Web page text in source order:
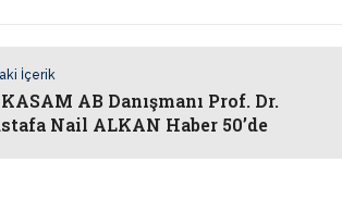
İçerik
AB Danışmanı Prof. Dr.
Nail ALKAN Haber 50’de